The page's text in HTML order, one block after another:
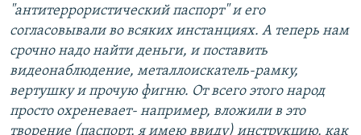
"антитеррористический паспорт" и его
согласовывали во всяких инстанциях. А теперь нам
срочно надо найти деньги, и поставить
видеонаблюдение, металлоискатель-рамку,
вертушку и прочую фигню. От всего этого народ
просто охреневает- например, вложили в это
творение (паспорт, я имею ввиду) инструкцию, как